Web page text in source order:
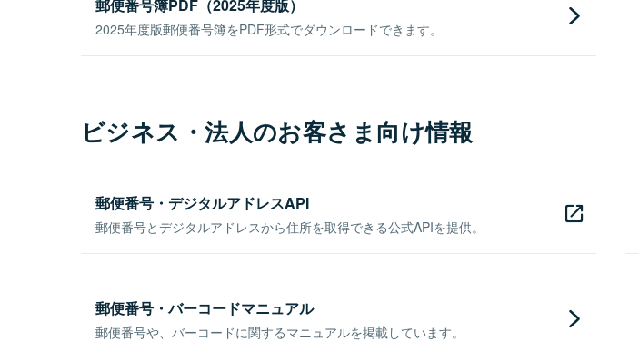
郵便番号簿PDF（2025年度版）
2025年度版郵便番号簿をPDF形式でダウンロードできます。
ビジネス・法人のお客さま向け情報
郵便番号・デジタルアドレスAPI
郵便番号とデジタルアドレスから住所を取得できる公式APIを提供。
郵便番号・バーコードマニュアル
郵便番号や、バーコードに関するマニュアルを掲載しています。